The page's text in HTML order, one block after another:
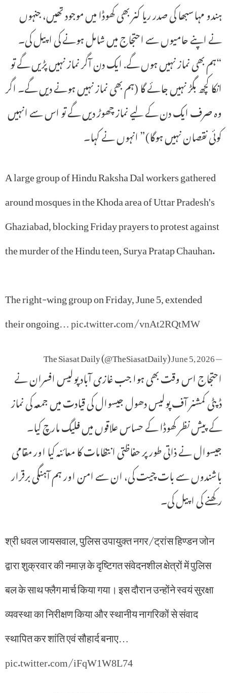
ہندو مہاسبھا کی صدر ریا کنر بھی کھوڈا میں موجود تھیں، جنہوں
نے اپنے حامیوں سے احتجاج میں شامل ہونے کی اپیل کی۔
“ہم بھی نماز نہیں ہوں گے. ایک دن آگر نماز نہیں پڑیں گے تو
انکا کچھ بگڑ نہیں جائے گا (ہم بھی نماز نہیں ہونے دیں گے۔ اگر
وہ صرف ایک دن کے لیے نماز چھوڑ دیں گے تو اس سے انہیں
کوئی نقصان نہیں ہوگا)” انہوں نے کہا۔
A large group of Hindu Raksha Dal workers gathered
around mosques in the Khoda area of Uttar Pradesh's
Ghaziabad, blocking Friday prayers to protest against
the murder of the Hindu teen, Surya Pratap Chauhan.
The right-wing group on Friday, June 5, extended
their ongoing…pic.twitter.com/vnAt2RQtMW
— The Siasat Daily (@TheSiasatDaily)
June 5, 2026
احتجاج اس وقت بھی ہوا جب غازی آباد پولیس افسران نے
ڈپٹی کمشنر آف پولیس دھول جیسوال کی قیادت میں جمعہ کی نماز
کے پیش نظر کھوڈا کے حساس علاقوں میں فلیگ مارچ کیا۔
جیسوال نے ذاتی طور پر حفاظتی انتظامات کا معائنہ کیا اور مقامی
باشندوں سے بات چیت کی، ان سے امن اور ہم آہنگی برقرار
رکھنے کی اپیل کی۔
श्री धवल जायसवाल, पुलिस उपायुक्त नगर/ट्रांस हिण्डन जोन
द्वारा शुक्रवार की नमाज़ के दृष्टिगत संवेदनशील क्षेत्रों में पुलिस
बल के साथ फ्लैग मार्च किया गया। इस दौरान उन्होंने स्वयं सुरक्षा
व्यवस्था का निरीक्षण किया और स्थानीय नागरिकों से संवाद
स्थापित कर शांति एवं सौहार्द बनाए…
pic.twitter.com/iFqW1W8L74